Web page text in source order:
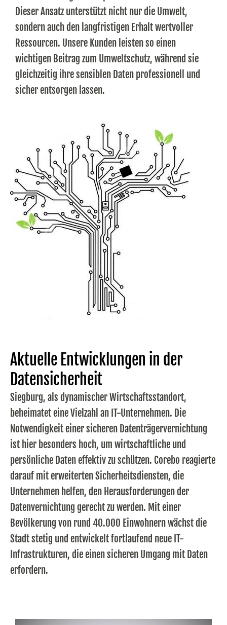
Dieser Ansatz unterstützt nicht nur die Umwelt,
sondern auch den langfristigen Erhalt wertvoller
Ressourcen. Unsere Kunden leisten so einen
wichtigen Beitrag zum Umweltschutz, während sie
gleichzeitig ihre sensiblen Daten professionell und
sicher entsorgen lassen.
Aktuelle Entwicklungen in der
Datensicherheit
Siegburg, als dynamischer Wirtschaftsstandort,
beheimatet eine Vielzahl an IT-Unternehmen. Die
Notwendigkeit einer sicheren Datenträgervernichtung
ist hier besonders hoch, um wirtschaftliche und
persönliche Daten effektiv zu schützen. Corebo reagierte
darauf mit erweiterten Sicherheitsdiensten, die
Unternehmen helfen, den Herausforderungen der
Datenvernichtung gerecht zu werden. Mit einer
Bevölkerung von rund 40.000 Einwohnern wächst die
Stadt stetig und entwickelt fortlaufend neue IT-
Infrastrukturen, die einen sicheren Umgang mit Daten
erfordern.